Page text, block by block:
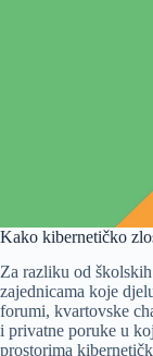
Kako kibernetičko
Za razliku od
zajednicama koje
forumi, kvartovske
i privatne poruke u
prostorima